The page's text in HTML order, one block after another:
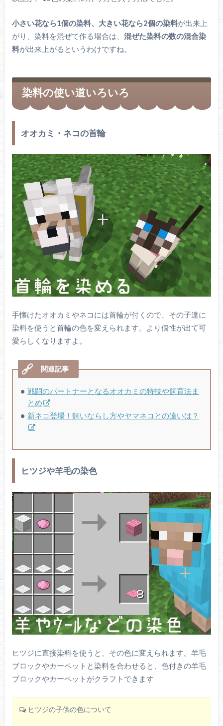
墨袋（イカス
ミ）
イカを倒すとドロップします。
ウィザーローズ
ウィザー（状態異常）にかかったMobが倒され
るとその場に咲きます。
小さい花なら1個の染料、大きい花なら2個の染料が出来上
がり、染料を混ぜて作る場合は、 混ぜた染料の数の混合染
料が出来上がるというわけですね。
染料の使い道いろいろ
オオカミ・ネコの首輪
手懐けたオオカミやネコには首輪が付くので、その子達に
染料を使うと首輪の色を変えられます。より個性が出て可
愛らしくなりますよ。
戦闘のパートナーとなるオオカミの特技や飼育法ま
とめ
新ネコ登場！飼いならし方やヤマネコとの違いは？
ヒツジや羊毛の染色
ヒツジに直接染料を使うと、その色に変えられます。羊毛
ブロックやカーペットと染料を合わせると、色付きの羊毛
ブロックやカーペットがクラフトできます
ヒツジの子供の色について